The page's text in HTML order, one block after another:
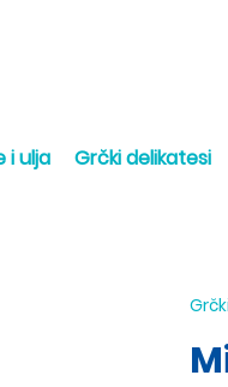
i ulja Grčki delikatesi